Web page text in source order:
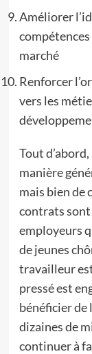
Améliorer
marché
Renforcer
vers les
Tout
manière
mais bien de
contrats sont
employeurs
de jeunes
travailleur
pressé est
bénéficier de
dizaines de
continuer à